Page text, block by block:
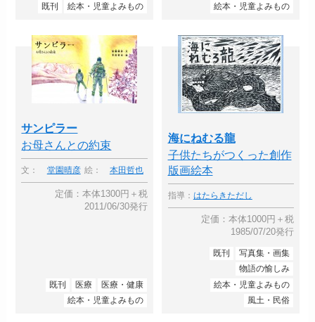
既刊 絵本・児童よみもの
絵本・児童よみもの
サンピラー
お母さんとの約束
文： 堂園晴彦 絵： 本田哲也
定価：本体1300円＋税
2011/06/30発行
既刊 医療
医療・健康
絵本・児童よみもの
海にねむる龍
子供たちがつくった創作
版画絵本
指導： はたらきただし
定価：本体1000円＋税
1985/07/20発行
既刊
写真集・画集
物語の愉しみ
絵本・児童よみもの
風土・民俗